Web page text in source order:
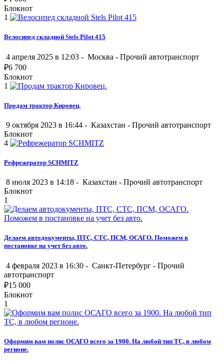
Блокнот
1
Велосипед складной Stels Pilot 415
4 апреля 2025 в 12:03 - Москва - Прочий автотранспорт
₽6 700
Блокнот
1
Продам трактор Кировец.
9 октября 2023 в 16:44 - Казахстан - Прочий автотранспорт
Блокнот
4
Рефрежератор SCHMITZ
8 июля 2023 в 14:18 - Казахстан - Прочий автотранспорт
Блокнот
1
Делаем автодокументы, ПТС, СТС, ПСМ, ОСАГО. Поможем в
постановке на учет без авто.
4 февраля 2023 в 16:30 - Санкт-Петербург - Прочий
автотранспорт
₽15 000
Блокнот
1
Оформим вам полис ОСАГО всего за 1900. На любой тип ТС, в любом
регионе.